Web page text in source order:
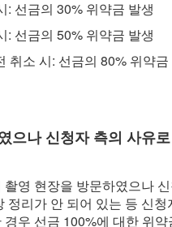
: 선금의 30% 위약금 발생
: 선금의 50% 위약금 발생
취소 시: 선금의 80% 위약금
으나 신청자 측의 사유
영 현장을 방문하였으나
정리가 안 되어 있는 등 신청
우 선금 100%에 대한 위약